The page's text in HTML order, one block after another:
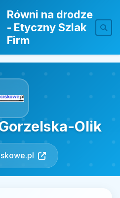
Równi na drodze
- Etyczny Szlak
Firm
Olik